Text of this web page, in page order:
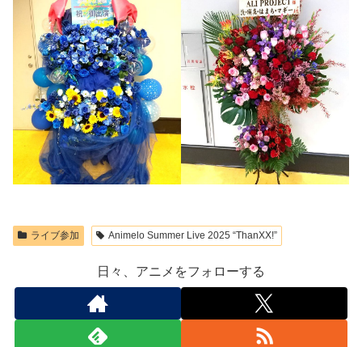
ライブ参加 Animelo Summer Live 2025 “ThanXX!”
日々、アニメをフォローする